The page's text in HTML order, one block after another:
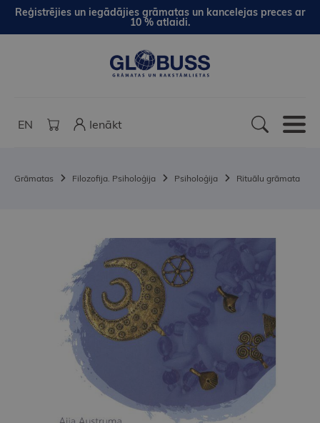
Reģistrējies un iegādājies grāmatas un kancelejas preces ar
10 % atlaidi.
EN Ienākt
Grāmatas Filozofija. Psiholoģija Psiholoģija Rituālu grāmata